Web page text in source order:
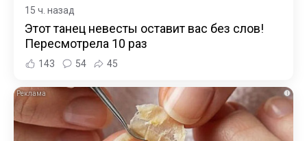
15 ч. назад
Этот танец невесты оставит вас без слов!
Пересмотрела 10 раз
143 54 45
i